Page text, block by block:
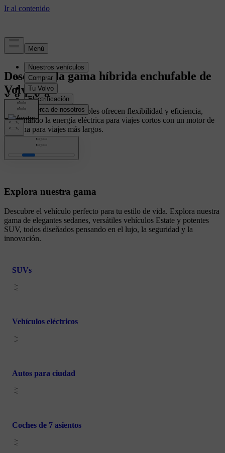
Descubre la gama híbrida enchufable de
Volvo
Nuestros híbridos enchufables ofrecen flexibilidad y eficiencia,
combinando la energía eléctrica para viajes cortos con un motor de
gasolina para viajes más largos.
Explora nuestra gama
Descubre el vehículo perfecto para tu estilo de vida. Explora nuestra
gama de elegantes sedanes, versátiles vehículos Estate y potentes
SUV, todos diseñados pensando en el lujo, la seguridad y la
innovación.
SUVs
Vehículos eléctricos
Autos para ciudad
Coches de 7 asientos